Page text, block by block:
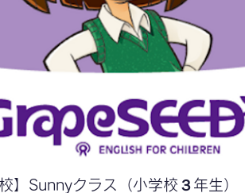
】Sunnyクラス（小学校３年生）